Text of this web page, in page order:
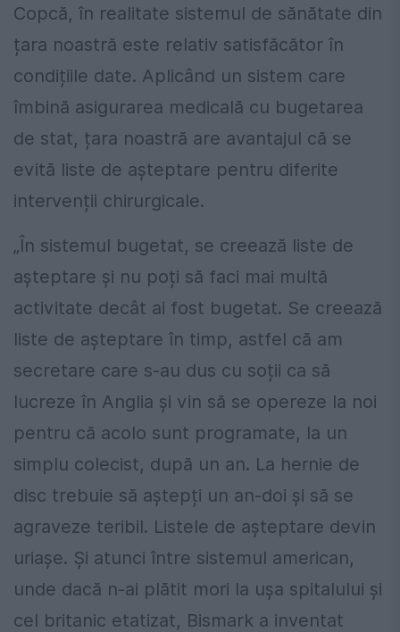
Copcă, în realitate sistemul de sănătate din
țara noastră este relativ satisfăcător în
condițiile date. Aplicând un sistem care
îmbină asigurarea medicală cu bugetarea
de stat, țara noastră are avantajul că se
evită liste de așteptare pentru diferite
intervenții chirurgicale.
„În sistemul bugetat, se creează liste de
așteptare și nu poți să faci mai multă
activitate decât ai fost bugetat. Se creează
liste de așteptare în timp, astfel că am
secretare care s-au dus cu soții ca să
lucreze în Anglia și vin să se opereze la noi
pentru că acolo sunt programate, la un
simplu colecist, după un an. La hernie de
disc trebuie să aștepți un an-doi și să se
agraveze teribil. Listele de așteptare devin
uriașe. Și atunci între sistemul american,
unde dacă n-ai plătit mori la ușa spitalului și
cel britanic etatizat, Bismark a inventat